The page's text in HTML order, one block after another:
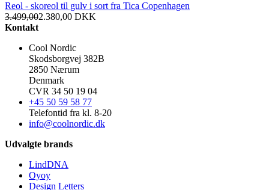
Reol - skoreol til gulv i sort fra Tica Copenhagen
3.499,002.380,00 DKK
Kontakt
Cool Nordic
Skodsborgvej 382B
2850 Nærum
Denmark
CVR 34 50 19 04
+45 50 59 58 77
Telefontid fra kl. 8-20
info@coolnordic.dk
Udvalgte brands
LindDNA
Oyoy
Design Letters